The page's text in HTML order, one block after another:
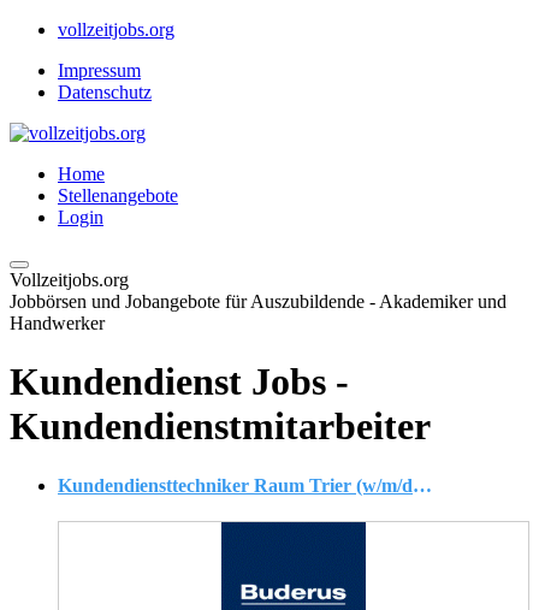
vollzeitjobs.org
Impressum
Datenschutz
Home
Stellenangebote
Login
Vollzeitjobs.org
Jobbörsen und Jobangebote für Auszubildende - Akademiker und
Handwerker
Kundendienst Jobs -
Kundendienstmitarbeiter
Kundendiensttechniker Raum Trier (w/m/div.)